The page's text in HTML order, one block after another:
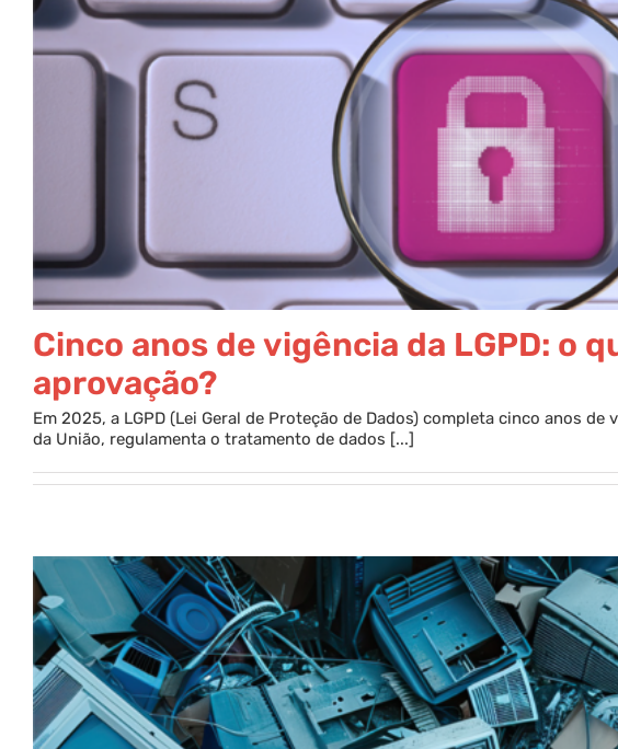
Cinco anos de vigência da LGPD: o
aprovação?
Em 2025, a LGPD (Lei Geral de Proteção de Dados) completa cinco anos
da União, regulamenta o tratamento de dados [...]